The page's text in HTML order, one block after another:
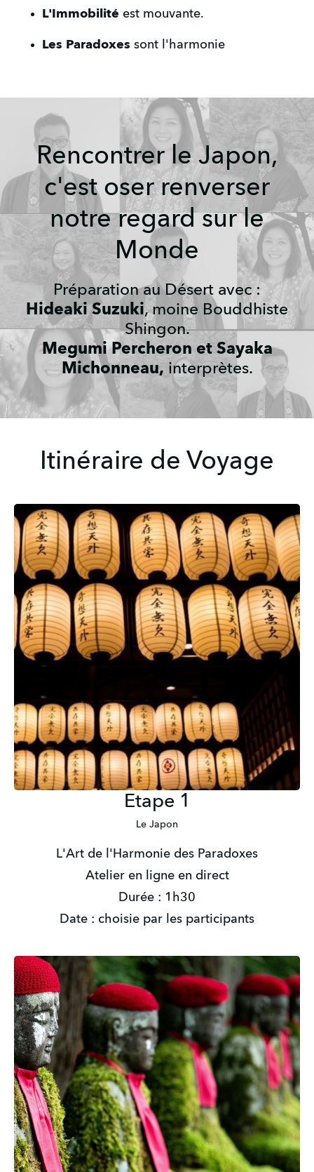
L'Immobilité est mouvante.
Les Paradoxes sont l'harmonie
Rencontrer le Japon,
c'est oser renverser
notre regard sur le
Monde
Préparation au Désert avec :
Hideaki Suzuki, moine Bouddhiste
Shingon.
Megumi Percheron et Sayaka
Michonneau, interprètes.
Itinéraire de Voyage
Etape 1
Le Japon
L'Art de l'Harmonie des Paradoxes
Atelier en ligne en direct
Durée : 1h30
Date : choisie par les participants